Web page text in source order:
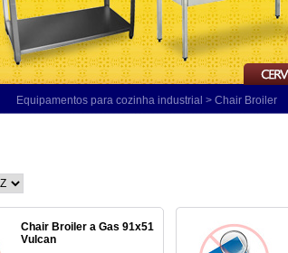
Equipamentos para cozinha industrial > Chair Broiler
Chair Broiler a Gas 91x51
Vulcan